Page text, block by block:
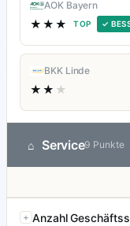
AOK Bayern
★★★ TOP ✓
BKK Linde
★★ ★
⌂ Service9 Punkte
Anzahl